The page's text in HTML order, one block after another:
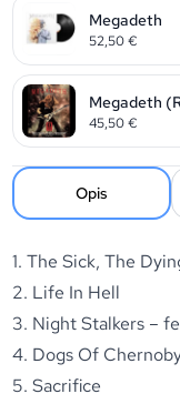
Megadeth
52,50€
Megadeth
45,50€
Opis
1. The Sick, The
2. Life In Hell
3. Night Stalkers –
4. Dogs Of
5. Sacrifice